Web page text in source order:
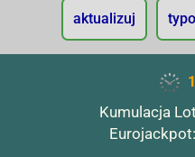
aktualizuj
Kumulacja
Eurojackpot: